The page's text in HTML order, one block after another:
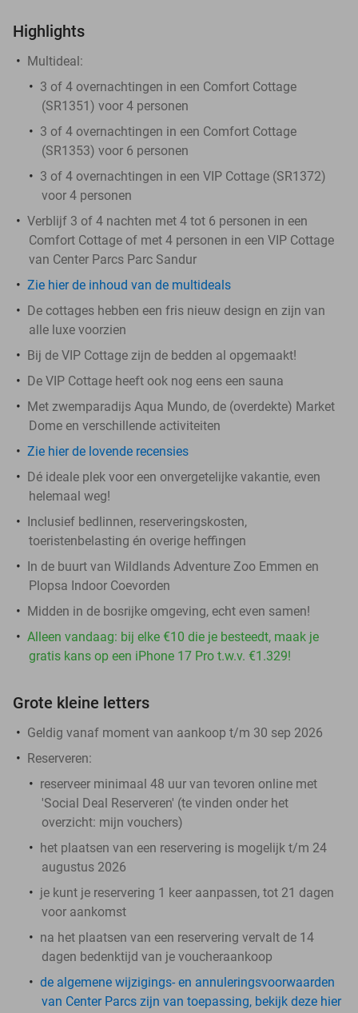
Highlights
Multideal:
3 of 4 overnachtingen in een Comfort Cottage
(SR1351) voor 4 personen
3 of 4 overnachtingen in een Comfort Cottage
(SR1353) voor 6 personen
3 of 4 overnachtingen in een VIP Cottage (SR1372)
voor 4 personen
Verblijf 3 of 4 nachten met 4 tot 6 personen in een
Comfort Cottage of met 4 personen in een VIP Cottage
van Center Parcs Parc Sandur
Zie hier de inhoud van de multideals
De cottages hebben een fris nieuw design en zijn van
alle luxe voorzien
Bij de VIP Cottage zijn de bedden al opgemaakt!
De VIP Cottage heeft ook nog eens een sauna
Met zwemparadijs Aqua Mundo, de (overdekte) Market
Dome en verschillende activiteiten
Zie hier de lovende recensies
Dé ideale plek voor een onvergetelijke vakantie, even
helemaal weg!
Inclusief bedlinnen, reserveringskosten,
toeristenbelasting én overige heffingen
In de buurt van Wildlands Adventure Zoo Emmen en
Plopsa Indoor Coevorden
Midden in de bosrijke omgeving, echt even samen!
Alleen vandaag: bij elke €10 die je besteedt, maak je
gratis kans op een iPhone 17 Pro t.w.v. €1.329!
Grote kleine letters
Geldig vanaf moment van aankoop t/m 30 sep 2026
Reserveren:
reserveer minimaal 48 uur van tevoren online met
'Social Deal Reserveren' (te vinden onder het
overzicht: mijn vouchers)
het plaatsen van een reservering is mogelijk t/m 24
augustus 2026
je kunt je reservering 1 keer aanpassen, tot 21 dagen
voor aankomst
na het plaatsen van een reservering vervalt de 14
dagen bedenktijd van je voucheraankoop
de algemene wijzigings- en annuleringsvoorwaarden
van Center Parcs zijn van toepassing, bekijk deze hier